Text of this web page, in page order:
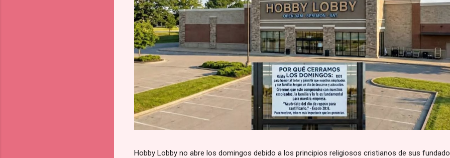
Hobby Lobby no abre los domingos debido a los principios religiosos cristianos de sus